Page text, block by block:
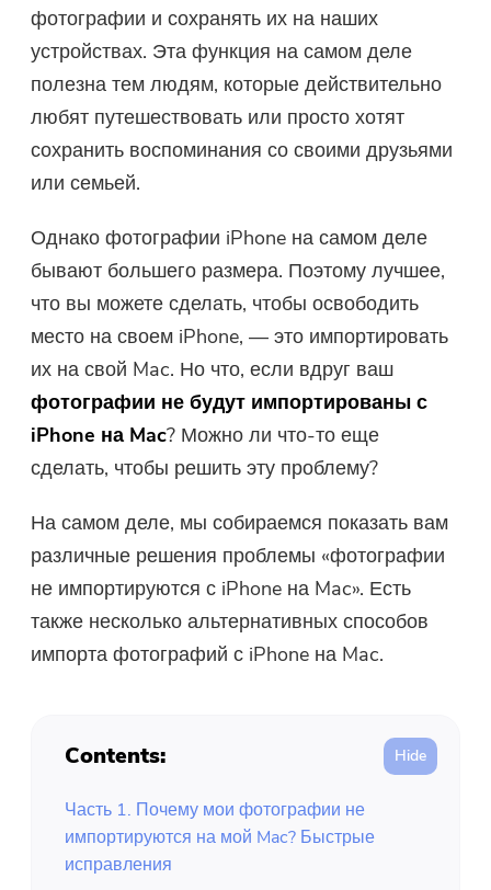
Бесплатный PDF Compressor
фотографии и сохранять их на наших
устройствах. Эта функция на самом деле
полезна тем людям, которые действительно
любят путешествовать или просто хотят
сохранить воспоминания со своими друзьями
или семьей.
Однако фотографии iPhone на самом деле
бывают большего размера. Поэтому лучшее,
что вы можете сделать, чтобы освободить
место на своем iPhone, — это импортировать
их на свой Mac. Но что, если вдруг ваш
фотографии не будут импортированы с
iPhone на Mac? Можно ли что-то еще
сделать, чтобы решить эту проблему?
На самом деле, мы собираемся показать вам
различные решения проблемы «фотографии
не импортируются с iPhone на Mac». Есть
также несколько альтернативных способов
импорта фотографий с iPhone на Mac.
Contents:
Часть 1. Почему мои фотографии не
импортируются на мой Mac? Быстрые
исправления